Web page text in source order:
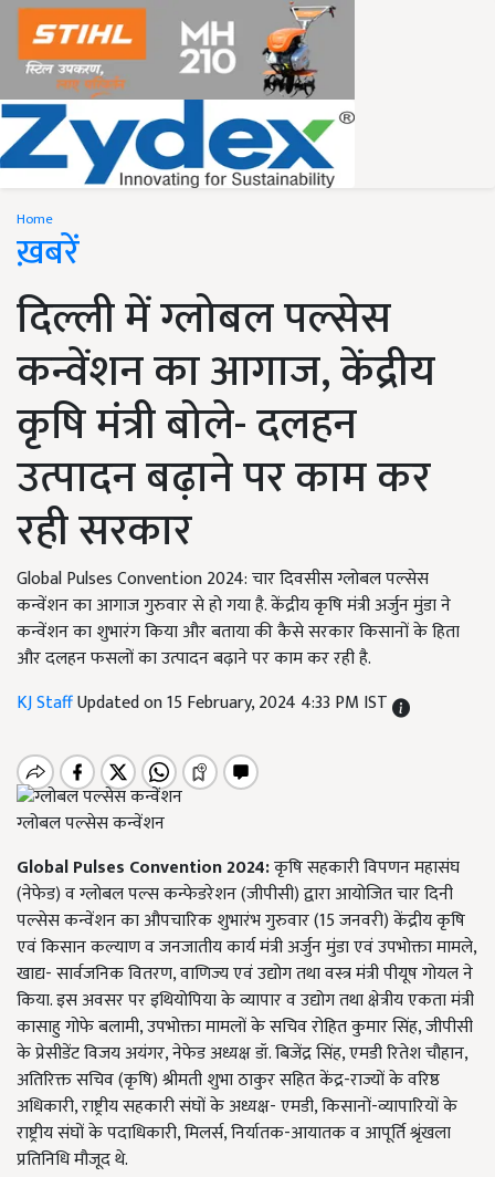
Home
ख़बरें
दिल्ली में ग्लोबल पल्सेस
कन्वेंशन का आगाज, केंद्रीय
कृषि मंत्री बोले- दलहन
उत्पादन बढ़ाने पर काम कर
रही सरकार
Global Pulses Convention 2024: चार दिवसीस ग्लोबल पल्सेस
कन्वेंशन का आगाज गुरुवार से हो गया है. केंद्रीय कृषि मंत्री अर्जुन मुंडा ने
कन्वेंशन का शुभारंग किया और बताया की कैसे सरकार किसानों के हिता
और दलहन फसलों का उत्पादन बढ़ाने पर काम कर रही है.
KJ StaffUpdated on 15 February, 2024 4:33 PM IST
ग्लोबल पल्सेस कन्वेंशन
Global Pulses Convention 2024:कृषि सहकारी विपणन महासंघ
(नेफेड) व ग्लोबल पल्स कन्फेडरेशन (जीपीसी) द्वारा आयोजित चार दिनी
पल्सेस कन्वेंशन का औपचारिक शुभारंभ गुरुवार (15 जनवरी) केंद्रीय कृषि
एवं किसान कल्याण व जनजातीय कार्य मंत्री अर्जुन मुंडा एवं उपभोक्ता मामले,
खाद्य- सार्वजनिक वितरण, वाणिज्य एवं उद्योग तथा वस्त्र मंत्री पीयूष गोयल ने
किया. इस अवसर पर इथियोपिया के व्यापार व उद्योग तथा क्षेत्रीय एकता मंत्री
कासाहु गोफे बलामी, उपभोक्ता मामलों के सचिव रोहित कुमार सिंह, जीपीसी
के प्रेसीडेंट विजय अयंगर, नेफेड अध्यक्ष डॉ. बिजेंद्र सिंह, एमडी रितेश चौहान,
अतिरिक्त सचिव (कृषि) श्रीमती शुभा ठाकुर सहित केंद्र-राज्यों के वरिष्ठ
अधिकारी, राष्ट्रीय सहकारी संघों के अध्यक्ष- एमडी, किसानों-व्यापारियों के
राष्ट्रीय संघों के पदाधिकारी, मिलर्स, निर्यातक-आयातक व आपूर्ति श्रृंखला
प्रतिनिधि मौजूद थे.